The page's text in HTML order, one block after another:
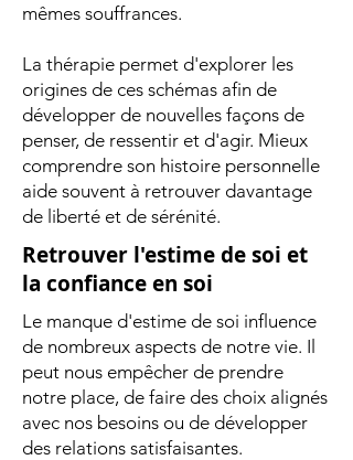
mêmes souffrances.
La thérapie permet d'explorer les
origines de ces schémas afin de
développer de nouvelles façons de
penser, de ressentir et d'agir. Mieux
comprendre son histoire personnelle
aide souvent à retrouver davantage
de liberté et de sérénité.
Retrouver l'estime de soi et
la confiance en soi
Le manque d'estime de soi influence
de nombreux aspects de notre vie. Il
peut nous empêcher de prendre
notre place, de faire des choix alignés
avec nos besoins ou de développer
des relations satisfaisantes.